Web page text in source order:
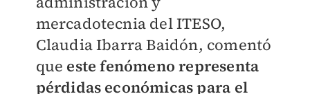
mercadotecnia del ITESO,
Claudia Ibarra Baidón, comentó
que este fenómeno representa
pérdidas económicas para el